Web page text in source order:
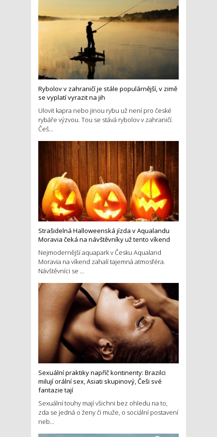
Rybolov v zahraničí je stále populárnější, v zimě
se vyplatí vyrazit na jih
Ulovit kapra nebo jinou rybu už není pro české
rybáře výzvou. Tou se stává rybolov v zahraničí.
Češ...
Strašidelná Halloweenská jízda v Aqualandu
Moravia čeká na návštěvníky už tento víkend
Nejmodernější aquapark v Česku Aqualand
Moravia na víkend zahalí tajemná atmosféra.
Návštěvníci se ...
Sexuální praktiky napříč kontinenty: Brazilci
milují orální sex, Asiati skupinový, Češi své
fantazie tají
Sexuální touhy mají všichni bez ohledu na to,
zda se jedná o ženy či muže, o sociální postavení
neb...